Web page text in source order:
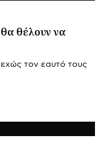
θέλουν να
τον εαυτό τους